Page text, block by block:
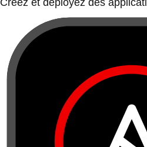
Créez et déployez des